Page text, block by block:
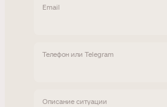
Email
Телефон или Telegram
Описание ситуации